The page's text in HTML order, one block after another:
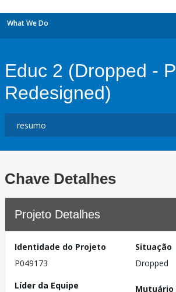
What We Do
Educ 2 (Dropped -
Redesigned)
Chave Detalhes
Projeto Detalhes
Identidade do Projeto
P049173
Situação
Dropped
Líder da Equipe
Mutuário